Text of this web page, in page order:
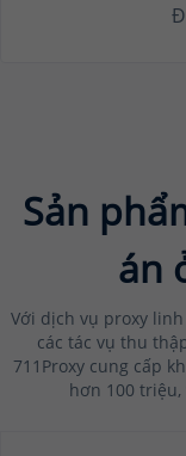
Sản
án
Với dịch vụ proxy
các tác vụ thu
711Proxy cung cấp
hơn 100